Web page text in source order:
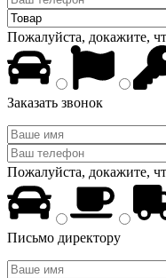
Пожалуйста, докажите,
Заказать звонок
Пожалуйста, докажите,
Письмо директору